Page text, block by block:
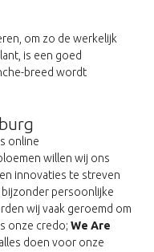
om zo de werkelijk
is een goed
breed wordt
online
willen wij ons
innovaties te streven
persoonlijke
wij vaak geroemd om
onze credo; We Are
doen voor onze